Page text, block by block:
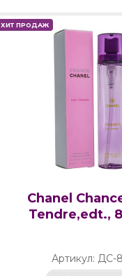
ХИТ ПРОДАЖ
Chanel
Tendre,edt.,
Артикул: ДС-